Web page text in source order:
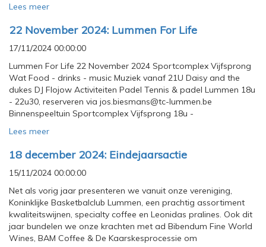
Lees meer
22 November 2024: Lummen For Life
17/11/2024 00:00:00
Lummen For Life 22 November 2024 Sportcomplex Vijfsprong
Wat Food - drinks - music Muziek vanaf 21U Daisy and the
dukes DJ Flojow Activiteiten Padel Tennis & padel Lummen 18u
- 22u30, reserveren via jos.biesmans@tc-lummen.be
Binnenspeeltuin Sportcomplex Vijfsprong 18u -
Lees meer
18 december 2024: Eindejaarsactie
15/11/2024 00:00:00
Net als vorig jaar presenteren we vanuit onze vereniging,
Koninklijke Basketbalclub Lummen, een prachtig assortiment
kwaliteitswijnen, specialty coffee en Leonidas pralines. Ook dit
jaar bundelen we onze krachten met ad Bibendum Fine World
Wines, BAM Coffee & De Kaarskesprocessie om